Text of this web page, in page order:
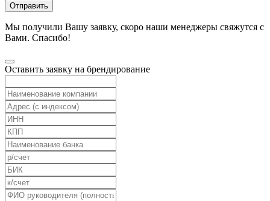
Отправить
Мы получили Вашу заявку, скоро наши менеджеры свяжутся с
Вами. Спасибо!
Оставить заявку на брендирование